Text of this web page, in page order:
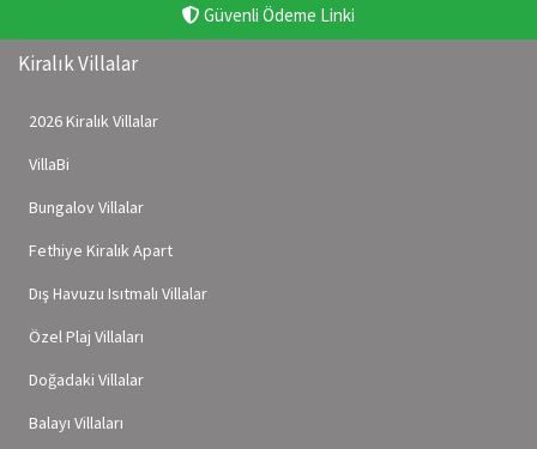
Güvenli Ödeme Linki
Kiralık Villalar
2026 Kiralık Villalar
VillaBi
Bungalov Villalar
Fethiye Kiralık Apart
Dış Havuzu Isıtmalı Villalar
Özel Plaj Villaları
Doğadaki Villalar
Balayı Villaları